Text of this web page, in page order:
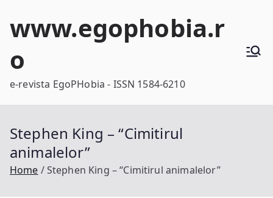
www.egophobia.r
o
e-revista EgoPHobia - ISSN 1584-6210
Stephen King – “Cimitirul
animalelor”
Home Stephen King – “Cimitirul animalelor”